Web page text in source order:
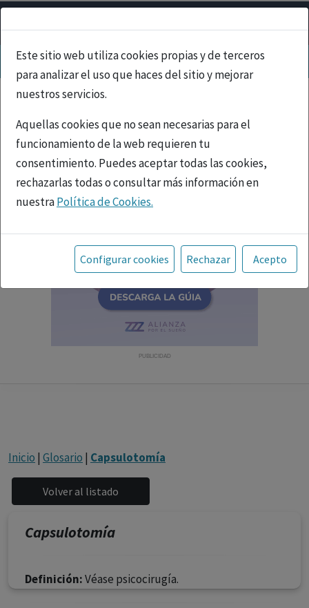
Este sitio web utiliza cookies propias y de terceros
para analizar el uso que haces del sitio y mejorar
nuestros servicios.
Aquellas cookies que no sean necesarias para el
funcionamiento de la web requieren tu
consentimiento. Puedes aceptar todas las cookies,
rechazarlas todas o consultar más información en
nuestraPolítica de Cookies.
Toda la información incluida en la Página Web está
referida a productos del mercado español y, por
tanto, dirigida a profesionales sanitarios legalmente
facultados para prescribir o dispensar medicamentos
con ejercicio profesional. La información técnica de los
fármacos se facilita a título meramente informativo,
Configurar cookies Rechazar Acepto
PUBLICIDAD
Inicio | Glosario | Capsulotomía
Capsulotomía
Definición:Véase psicocirugía.